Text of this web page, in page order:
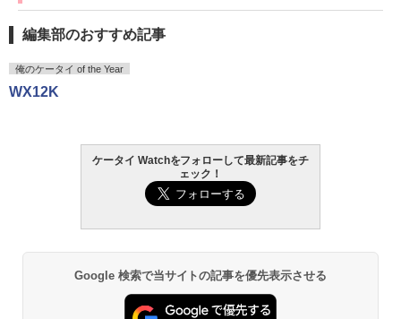
編集部のおすすめ記事
俺のケータイ of the Year
WX12K
ケータイ Watchをフォローして最新記事をチ
ェック！
Google 検索で当サイトの記事を優先表示させる